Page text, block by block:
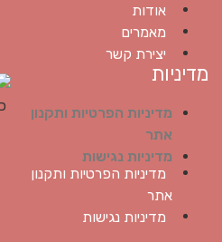
אודות
מאמרים
יצירת קשר
מדיניות
מדיניות הפרטיות ותקנון
אתר
מדיניות נגישות
מדיניות הפרטיות ותקנון
אתר
מדיניות נגישות